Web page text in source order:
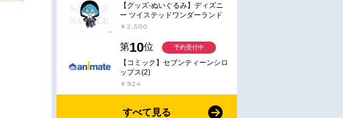
【グッズ-ぬいぐるみ】ディズニ
ー ツイステッドワンダーランド
ミニミニぬいぐるみ(クラブ・ウ
￥2,500
第10位
【コミック】セブンティーンシロ
ップス(2)
￥924
予約受付中
すべて見る